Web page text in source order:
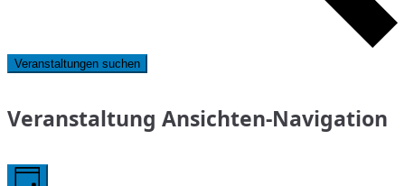
Veranstaltungen suchen
Veranstaltung Ansichten-Navigation